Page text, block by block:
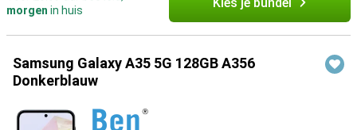
morgen in huis Kies je bundel
Samsung Galaxy A35 5G 128GB A356
Donkerblauw